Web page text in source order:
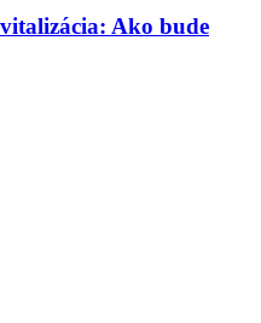
Ako bude